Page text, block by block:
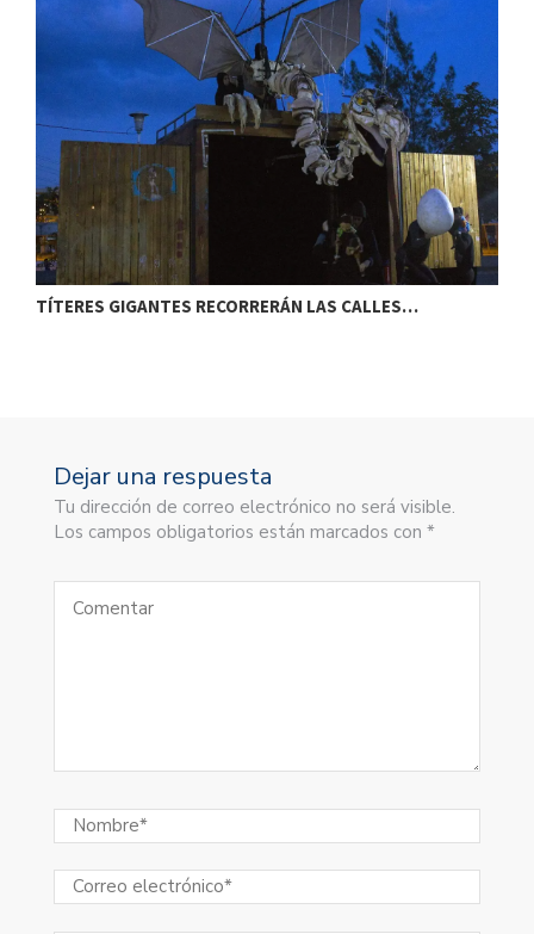
TÍTERES GIGANTES RECORRERÁN LAS CALLES…
Dejar una respuesta
Tu dirección de correo electrónico no será visible.
Los campos obligatorios están marcados con *